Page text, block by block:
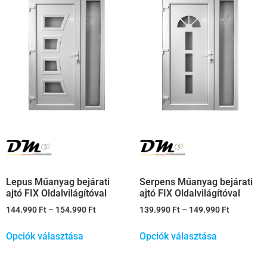
Lepus Műanyag bejárati
ajtó FIX Oldalvilágítóval
144.990 Ft – 154.990 Ft
Opciók választása
Serpens Műanyag bejárati
ajtó FIX Oldalvilágítóval
139.990 Ft – 149.990 Ft
Opciók választása